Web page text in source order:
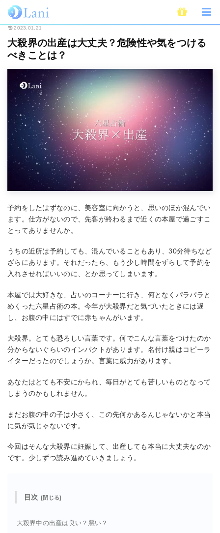
ホーム 占い 大殺界の出産は大丈夫？危険性や気をつけるべき
2023.01.21
大殺界の出産は大丈夫？危険性や気をつける
べきことは？
予約をしたはずなのに、美容室に向かうと、思いのほか混んでい
ます。仕方がないので、先客が終わるまで近くの本屋で過ごすこ
とってありませんか。
うちの近所は予約しても、混んでいることもあり、30分待ちなど
ざらにあります。それだったら、もう少し時間をずらして予約を
入れさせればいいのに、とか思ってしまいます。
本屋では大好きな、占いのコーナーに行き、何となくパラパラと
めくった六星占術の本。今年が大殺界だと気づいたときには遅
し、お腹の中にはすでに赤ちゃんがいます。
大殺界。とても恐ろしい言葉です。何でこんな言葉をつけたのか
分からないぐらいのインパクトがあります。名付け親はコピーラ
イターだったのでしょうか。言葉に威力があります。
あなたはとても不安にかられ、毎日がとても苦しいものとなって
しまうのかもしれません。
まだお腹の中の子は小さく、この先何かあるんじゃないかと本当
に気が気じゃないです。
今回はそんな大殺界に妊娠して、出産しても本当に大丈夫なのか
です。少しずつ読み進めていきましょう。
目次
大殺界中の出産は良い？悪い？